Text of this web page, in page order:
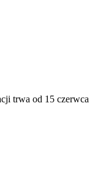
trwa od 15 czerwca